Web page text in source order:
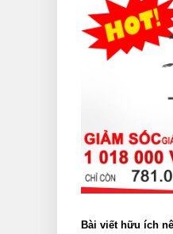
Bài viết hữu ích